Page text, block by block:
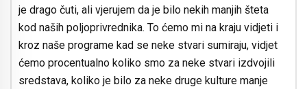
je drago čuti, ali vjerujem da je bilo nekih manjih šteta
kod naših poljoprivrednika. To ćemo mi na kraju vidjeti i
kroz naše programe kad se neke stvari sumiraju, vidjet
ćemo procentualno koliko smo za neke stvari izdvojili
sredstava, koliko je bilo za neke druge kulture manje